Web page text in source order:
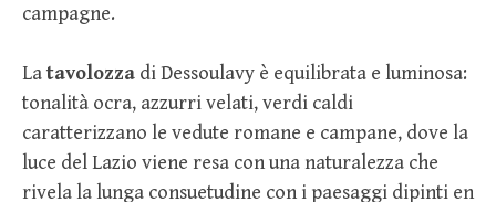
campagne.
Latavolozza di Dessoulavy è equilibrata e luminosa:
tonalità ocra, azzurri velati, verdi caldi
caratterizzano le vedute romane e campane, dove la
luce del Lazio viene resa con una naturalezza che
rivela la lunga consuetudine con i paesaggi dipinti en